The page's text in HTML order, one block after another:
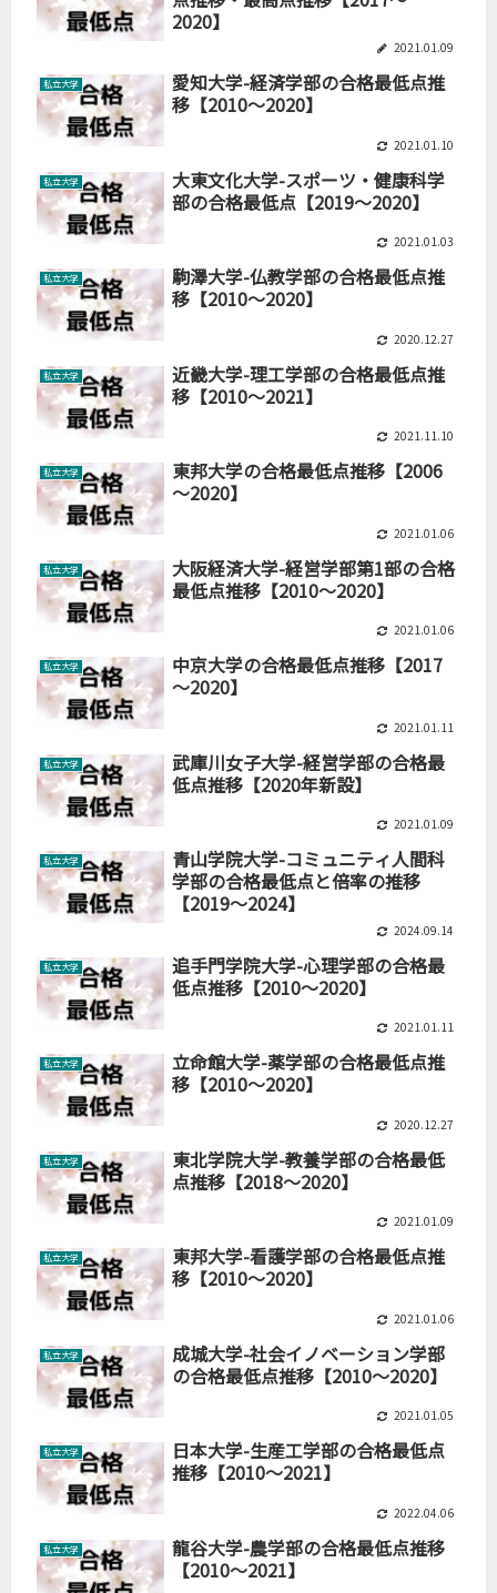
2020】
2021.01.09
私立大学
愛知大学-経済学部の合格最低点推
移【2010～2020】
2021.01.10
私立大学
大東文化大学-スポーツ・健康科学
部の合格最低点【2019～2020】
2021.01.03
私立大学
駒澤大学-仏教学部の合格最低点推
移【2010～2020】
2020.12.27
私立大学
近畿大学-理工学部の合格最低点推
移【2010～2021】
2021.11.10
私立大学
東邦大学の合格最低点推移【2006
～2020】
2021.01.06
私立大学
大阪経済大学-経営学部第1部の合格
最低点推移【2010～2020】
2021.01.06
私立大学
中京大学の合格最低点推移【2017
～2020】
2021.01.11
私立大学
武庫川女子大学-経営学部の合格最
低点推移【2020年新設】
2021.01.09
私立大学
青山学院大学-コミュニティ人間科
学部の合格最低点と倍率の推移
【2019～2024】
2024.09.14
私立大学
追手門学院大学-心理学部の合格最
低点推移【2010～2020】
2021.01.11
私立大学
立命館大学-薬学部の合格最低点推
移【2010～2020】
2020.12.27
私立大学
東北学院大学-教養学部の合格最低
点推移【2018～2020】
2021.01.09
私立大学
東邦大学-看護学部の合格最低点推
移【2010～2020】
2021.01.06
私立大学
成城大学-社会イノベーション学部
の合格最低点推移【2010～2020】
2021.01.05
私立大学
日本大学-生産工学部の合格最低点
推移【2010～2021】
2022.04.06
私立大学
龍谷大学-農学部の合格最低点推移
【2010～2021】